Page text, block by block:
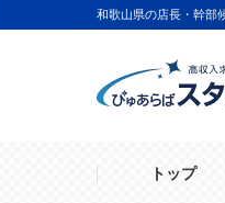
和歌山県の店長・幹部
トップ